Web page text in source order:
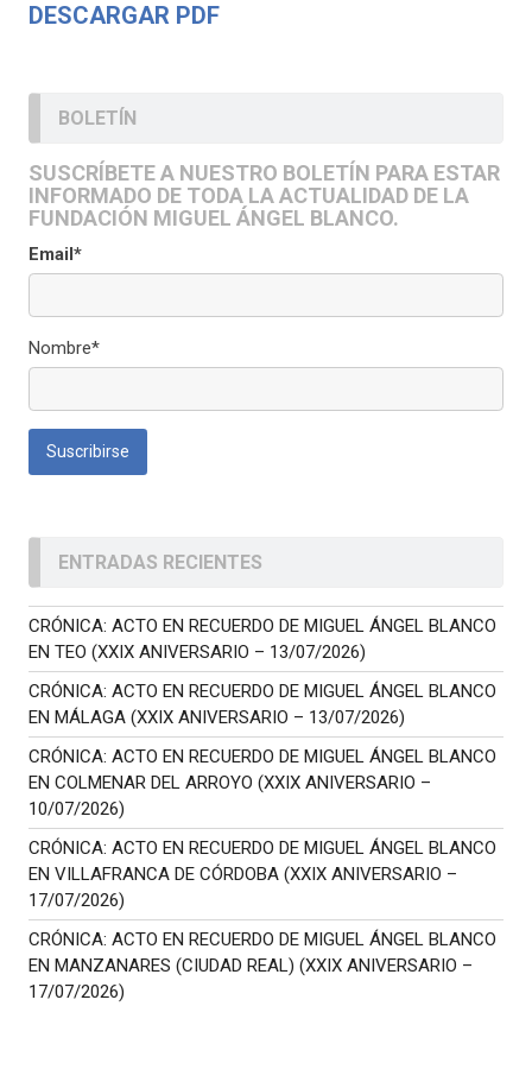
DESCARGAR PDF
BOLETÍN
SUSCRÍBETE A NUESTRO BOLETÍN PARA ESTAR
INFORMADO DE TODA LA ACTUALIDAD DE LA
FUNDACIÓN MIGUEL ÁNGEL BLANCO.
Email*
Nombre*
ENTRADAS RECIENTES
CRÓNICA: ACTO EN RECUERDO DE MIGUEL ÁNGEL BLANCO
EN TEO (XXIX ANIVERSARIO – 13/07/2026)
CRÓNICA: ACTO EN RECUERDO DE MIGUEL ÁNGEL BLANCO
EN MÁLAGA (XXIX ANIVERSARIO – 13/07/2026)
CRÓNICA: ACTO EN RECUERDO DE MIGUEL ÁNGEL BLANCO
EN COLMENAR DEL ARROYO (XXIX ANIVERSARIO –
10/07/2026)
CRÓNICA: ACTO EN RECUERDO DE MIGUEL ÁNGEL BLANCO
EN VILLAFRANCA DE CÓRDOBA (XXIX ANIVERSARIO –
17/07/2026)
CRÓNICA: ACTO EN RECUERDO DE MIGUEL ÁNGEL BLANCO
EN MANZANARES (CIUDAD REAL) (XXIX ANIVERSARIO –
17/07/2026)